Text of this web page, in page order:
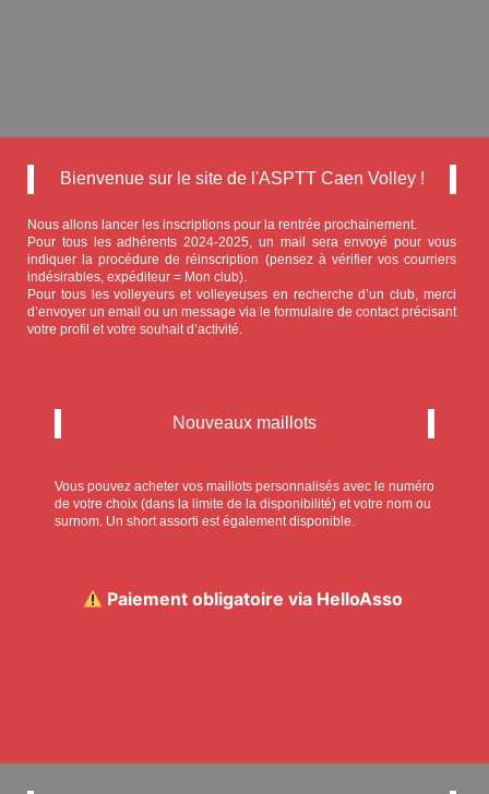
Bienvenue sur le site de l'ASPTT Caen Volley !
Nous allons lancer les inscriptions pour la rentrée prochainement.
Pour tous les adhérents 2024-2025, un mail sera envoyé pour vous
indiquer la procédure de réinscription (pensez à vérifier vos courriers
indésirables, expéditeur = Mon club).
Pour tous les volleyeurs et volleyeuses en recherche d’un club, merci
d’envoyer un email ou un message via le formulaire de contact précisant
votre profil et votre souhait d’activité.
Nouveaux maillots
Vous pouvez acheter vos maillots personnalisés avec le numéro
de votre choix (dans la limite de la disponibilité) et votre nom ou
surnom. Un short assorti est également disponible.
Paiement obligatoire via HelloAsso